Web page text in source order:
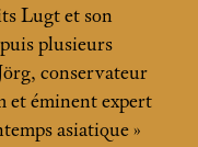
Lugt et son
plusieurs
conservateur
et éminent expert
asiatique »